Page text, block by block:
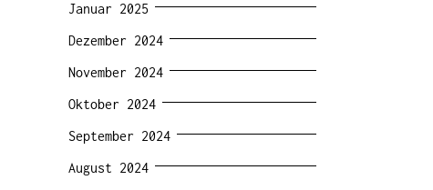
Januar 2025
Dezember 2024
November 2024
Oktober 2024
September 2024
August 2024